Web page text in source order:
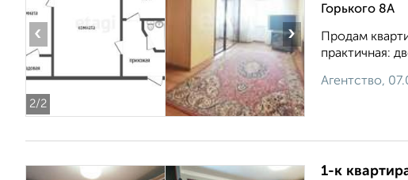
2/2
‹ ›
Горького 8А
Продам
практичная:
Агентство,
1-к